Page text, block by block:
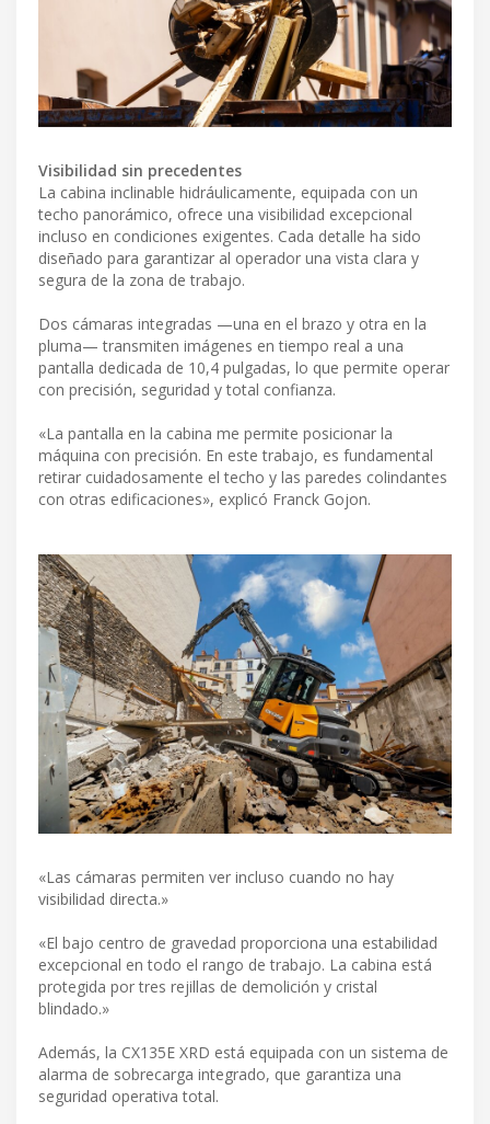
Visibilidad sin precedentes
La cabina inclinable hidráulicamente, equipada con un
techo panorámico, ofrece una visibilidad excepcional
incluso en condiciones exigentes. Cada detalle ha sido
diseñado para garantizar al operador una vista clara y
segura de la zona de trabajo.
Dos cámaras integradas —una en el brazo y otra en la
pluma— transmiten imágenes en tiempo real a una
pantalla dedicada de 10,4 pulgadas, lo que permite operar
con precisión, seguridad y total confianza.
«La pantalla en la cabina me permite posicionar la
máquina con precisión. En este trabajo, es fundamental
retirar cuidadosamente el techo y las paredes colindantes
con otras edificaciones», explicó Franck Gojon.
«Las cámaras permiten ver incluso cuando no hay
visibilidad directa.»
«El bajo centro de gravedad proporciona una estabilidad
excepcional en todo el rango de trabajo. La cabina está
protegida por tres rejillas de demolición y cristal
blindado.»
Además, la CX135E XRD está equipada con un sistema de
alarma de sobrecarga integrado, que garantiza una
seguridad operativa total.